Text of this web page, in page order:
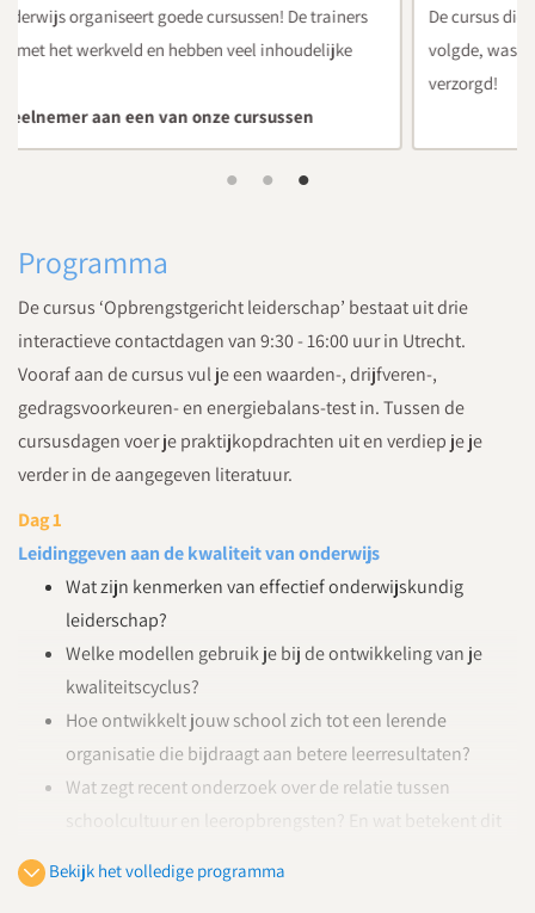
De cursus die ik van Medilex Onderwijs bij La Vie in Utrecht
volgde, was inhoudelijk heel sterk en bijzonder goed
Oud-deelnemer cursus
Programma
De cursus ‘Opbrengstgericht leiderschap’ bestaat uit drie
interactieve contactdagen van 9:30 - 16:00 uur in Utrecht.
Vooraf aan de cursus vul je een waarden-, drijfveren-,
gedragsvoorkeuren- en energiebalans-test in. Tussen de
cursusdagen voer je praktijkopdrachten uit en verdiep je je
verder in de aangegeven literatuur.
Dag 1
Leidinggeven aan de kwaliteit van onderwijs
Wat zijn kenmerken van effectief onderwijskundig
leiderschap?
Welke modellen gebruik je bij de ontwikkeling van je
kwaliteitscyclus?
Hoe ontwikkelt jouw school zich tot een lerende
organisatie die bijdraagt aan betere leerresultaten?
Wat zegt recent onderzoek over de relatie tussen
Zelfreflectie: je gedrag in relatie tot effectieve
Bekijk het volledige programma